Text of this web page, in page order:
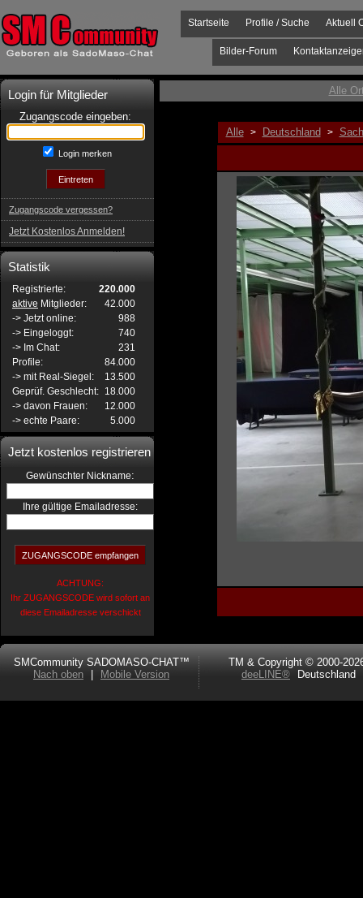
Aktuell
Profile / Suche
Startseite
Bilder-Forum
Login für Mitglieder
Zugangscode eingeben:
Login merken
Zugangscode vergessen?
Jetzt Kostenlos Anmelden!
Statistik
Registrierte:
220.000
aktive Mitglieder:
42.000
-> Jetzt online:
988
-> Eingeloggt:
740
-> Im Chat:
231
Profile:
84.000
-> mit Real-Siegel:
13.500
Geprüf. Geschlecht: 18.000
-> davon Frauen:
12.000
-> echte Paare:
5.000
Jetzt kostenlos registrieren
Gewünschter Nickname:
Ihre gültige Emailadresse:
ACHTUNG:
Ihr ZUGANGSCODE wird sofort an
diese Emailadresse verschickt
Alle
Alle > Deutschland >
SMCommunity SADOMASO-CHAT™
Nach oben
Mobile Version
TM & Copyright © 2000-
deeLINE®
Deutschland